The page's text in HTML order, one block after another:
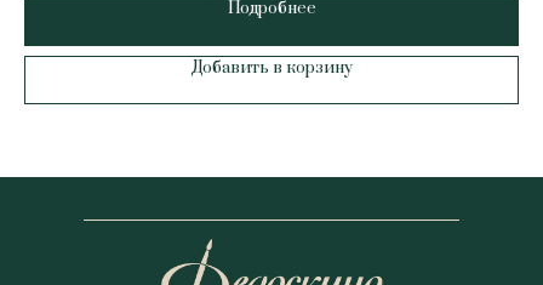
Подробнее
Добавить в корзину